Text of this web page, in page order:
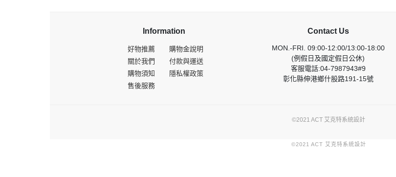
Information
好物推薦
購物金說明
關於我們
付款與運送
購物須知
隱私權政策
售後服務
Contact Us
MON.-FRI. 09:00-12:00/13:00-18:00
(例假日及國定假日公休)
客服電話:04-7987943#9
彰化縣伸港鄉什股路191-15號
©2021 ACT 艾克特系統設計
©2021 ACT 艾克特系統設計